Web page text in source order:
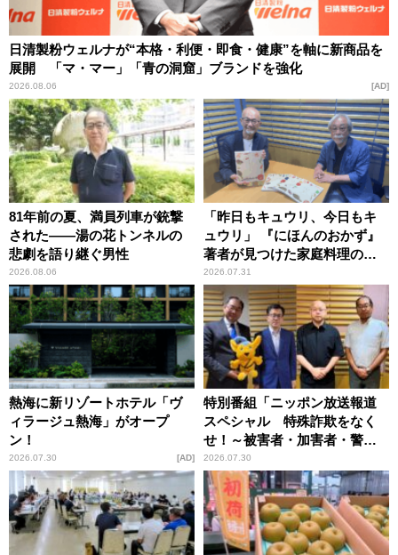
日清製粉ウェルナが“本格・利便・即食・健康”を軸に新商品を
展開 「マ・マー」「青の洞窟」ブランドを強化
2026.08.06 AD
81年前の夏、満員列車が銃撃
された――湯の花トンネルの
悲劇を語り継ぐ男性
2026.08.06
「昨日もキュウリ、今日もキ
ュウリ」 『にほんのおかず』
著者が見つけた家庭料理の知
恵
2026.07.31
熱海に新リゾートホテル「ヴ
ィラージュ熱海」がオープ
ン！
2026.07.30 AD
特別番組「ニッポン放送報道
スペシャル 特殊詐欺をなく
せ！～被害者・加害者・警視
庁が語るトクリュウの実態
～」放送
2026.07.30